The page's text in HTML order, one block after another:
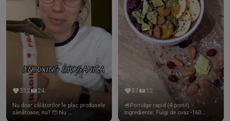
312 24
Nu doar călătorilor le plac produsele
sănătoase, nu? 🥹 Nu ...
87 12
🥣Porridge rapid (4 portii)
Ingrediente: Fulgi de ovaz -160...